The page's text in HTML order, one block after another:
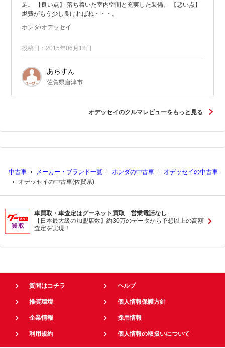
足。 【良い点】 落ち着いた室内空間と充実した装備。 【悪い点】
燃費がもう少し良ければね・・・。
ホンダ/オデッセイ
投稿日：2015年06月18日
あらすん
佐賀県唐津市
オデッセイのクルマレビューをもっと見る
中古車 メーカー・ブランド一覧 ホンダの中古車
オデッセイの中古車
オデッセイの中古車(佐賀県)
車買取・車査定はグーネット買取 営業電話なし
【日本最大級の加盟店数】約30万のデータから予想以上の高額
査定を実現！
質問はコチラ ヘルプ
推奨環境 個人情報保護方針
企業情報 採用情報
利用規約 個人情報の取扱いについて